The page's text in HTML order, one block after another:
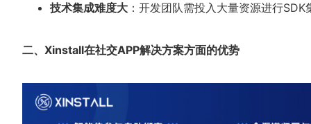
技术集成难度大 ：开发团队需投入大量资源进行
二、 Xinstall在社交APP解决方案方面的优势